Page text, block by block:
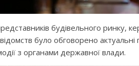
будівельного ринку,
відомств було обговорено
з органами державної влади.